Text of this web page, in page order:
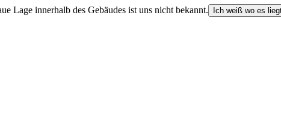
Lage innerhalb des Gebäudes ist uns nicht bekannt.
Ich weiß wo es